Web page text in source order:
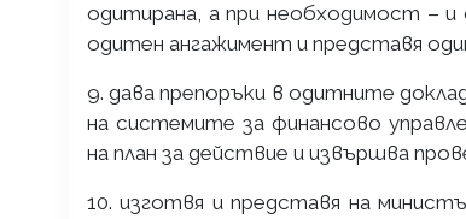
одитирана, а при необходимост –
одитен ангажимент и представя
9. дава препоръки в одитните
на системите за финансово
на план за действие и извършва
10. изготвя и представя на